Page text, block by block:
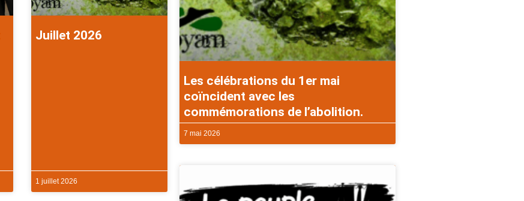
Juillet 2026
1 juillet 2026
Les célébrations du 1er mai
coïncident avec les
commémorations de l’abolition.
7 mai 2026